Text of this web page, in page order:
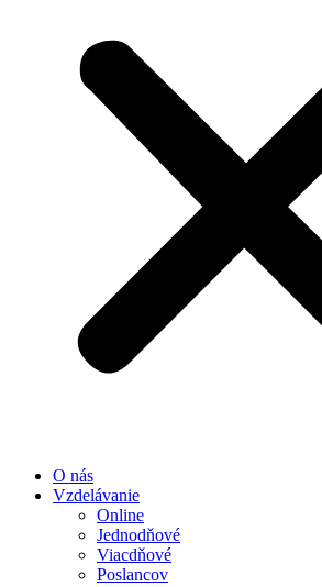
O nás
Vzdelávanie
Online
Jednodňové
Viacdňové
Poslancov